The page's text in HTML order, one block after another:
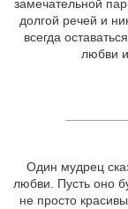
замечательной
долгой речей и
всегда
любви
Один мудрец
любви. Пусть оно
не просто